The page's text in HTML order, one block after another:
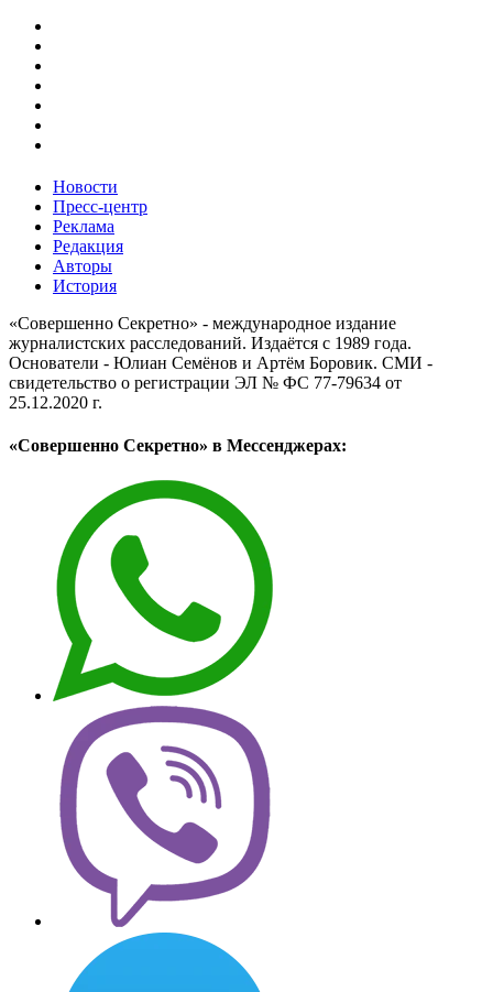
Новости
Пресс-центр
Реклама
Редакция
Авторы
История
«Совершенно Секретно» - международное издание
журналистских расследований. Издаётся с 1989 года.
Основатели - Юлиан Семёнов и Артём Боровик. CМИ -
свидетельство о регистрации ЭЛ № ФС 77-79634 от
25.12.2020 г.
«Совершенно Секретно» в Мессенджерах: